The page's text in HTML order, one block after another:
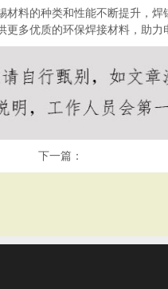
料的种类和性能不断提升，
多优质的环保焊接材料，助力
下一篇：